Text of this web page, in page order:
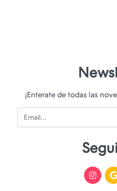
¡Enterate de todas las
Email